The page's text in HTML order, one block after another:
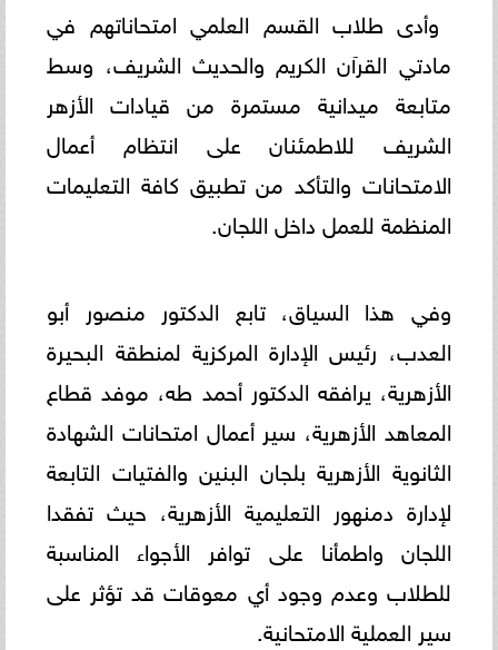
وأدى طلاب القسم العلمي امتحاناتهم في
مادتي القرآن الكريم والحديث الشريف، وسط
متابعة ميدانية مستمرة من قيادات الأزهر
الشريف للاطمئنان على انتظام أعمال
الامتحانات والتأكد من تطبيق كافة التعليمات
المنظمة للعمل داخل اللجان.
وفي هذا السياق، تابع الدكتور منصور أبو
العدب، رئيس الإدارة المركزية لمنطقة البحيرة
الأزهرية، يرافقه الدكتور أحمد طه، موفد قطاع
المعاهد الأزهرية، سير أعمال امتحانات الشهادة
الثانوية الأزهرية بلجان البنين والفتيات التابعة
لإدارة دمنهور التعليمية الأزهرية، حيث تفقدا
اللجان واطمأنا على توافر الأجواء المناسبة
للطلاب وعدم وجود أي معوقات قد تؤثر على
سير العملية الامتحانية.